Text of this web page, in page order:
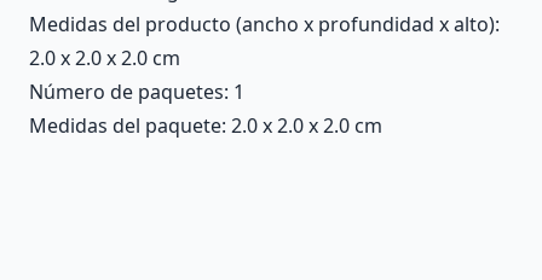
Medidas del producto (ancho x profundidad x alto):
2.0 x 2.0 x 2.0 cm
Número de paquetes: 1
Medidas del paquete: 2.0 x 2.0 x 2.0 cm